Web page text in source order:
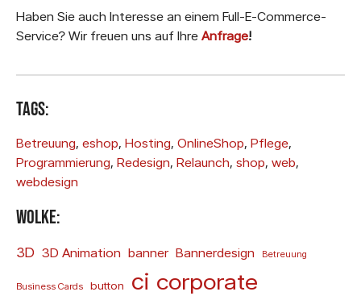
Haben Sie auch Interesse an einem Full-E-Commerce-
Service? Wir freuen uns auf Ihre Anfrage!
Tags:
Betreuung, eshop, Hosting, OnlineShop, Pflege
Programmierung, Redesign, Relaunch, shop, web
webdesign
Wolke:
3D 3D Animation banner Bannerdesign Betreuung
Business Cards button ci corporate